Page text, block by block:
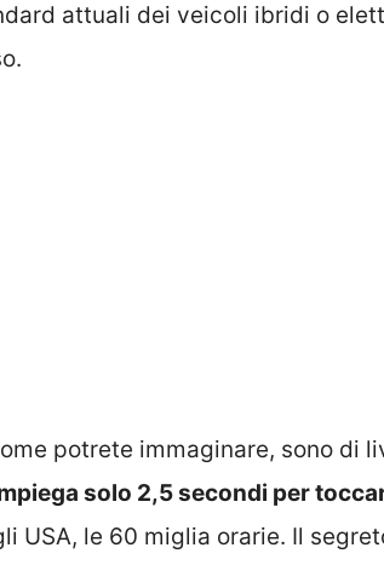
attuali dei veicoli ibridi o
potrete immaginare, sono di
solo 2,5 secondi per
USA, le 60 miglia orarie. Il